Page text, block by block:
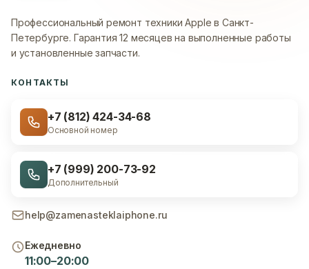
Профессиональный ремонт техники Apple в Санкт-
Петербурге. Гарантия 12 месяцев на выполненные работы
и установленные запчасти.
КОНТАКТЫ
+7 (812) 424-34-68
Основной номер
+7 (999) 200-73-92
Дополнительный
help@zamenasteklaiphone.ru
Ежедневно
11:00–20:00